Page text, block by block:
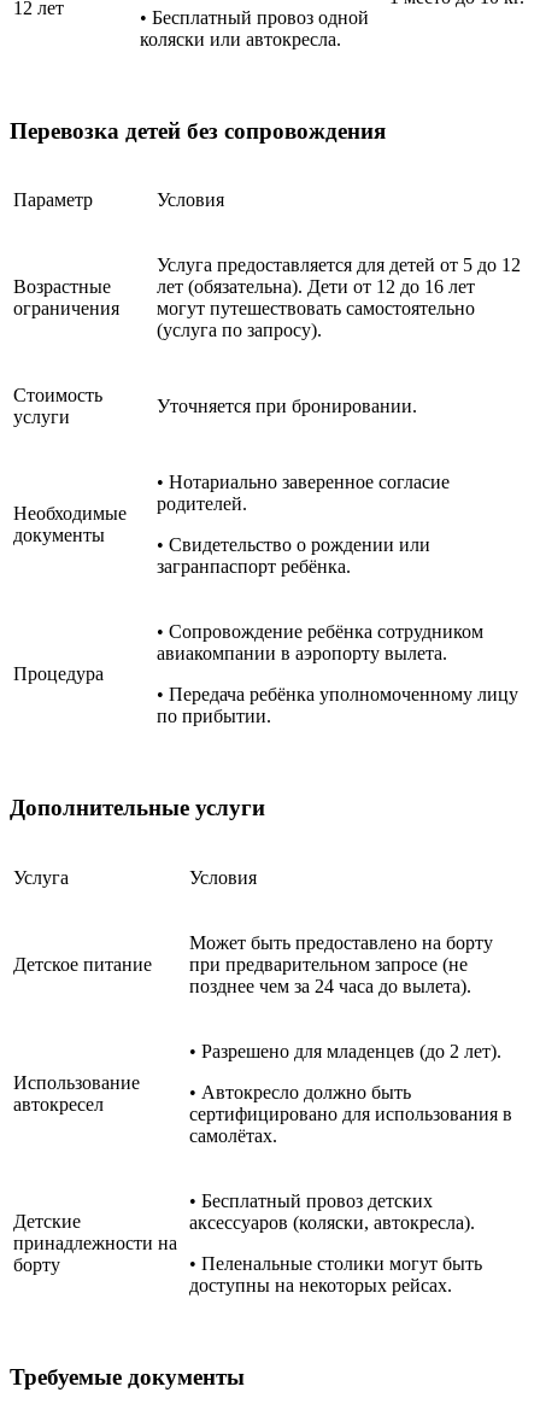
12 лет
• Бесплатный провоз одной
коляски или автокресла.
Перевозка детей без сопровождения
Параметр Условия
Возрастные
ограничения
Услуга предоставляется для детей от 5 до 12
лет (обязательна). Дети от 12 до 16 лет
могут путешествовать самостоятельно
(услуга по запросу).
Стоимость
услуги
Уточняется при бронировании.
Необходимые
документы
• Нотариально заверенное согласие
родителей.
• Свидетельство о рождении или
загранпаспорт ребёнка.
Процедура
• Сопровождение ребёнка сотрудником
авиакомпании в аэропорту вылета.
• Передача ребёнка уполномоченному лицу
по прибытии.
Дополнительные услуги
Услуга Условия
Детское питание
Может быть предоставлено на борту
при предварительном запросе (не
позднее чем за 24 часа до вылета).
Использование
автокресел
• Разрешено для младенцев (до 2 лет).
• Автокресло должно быть
сертифицировано для использования в
самолётах.
Детские
принадлежности на
борту
• Бесплатный провоз детских
аксессуаров (коляски, автокресла).
• Пеленальные столики могут быть
доступны на некоторых рейсах.
Требуемые документы